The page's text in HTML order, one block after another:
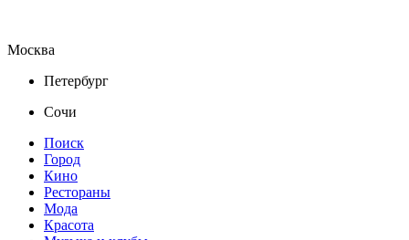
Москва
Петербург
Сочи
Поиск
Город
Кино
Рестораны
Мода
Красота